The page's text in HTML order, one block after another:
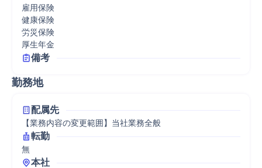
雇用保険
健康保険
労災保険
厚生年金
備考
勤務地
配属先
【業務内容の変更範囲】当社業務全般
転勤
無
本社